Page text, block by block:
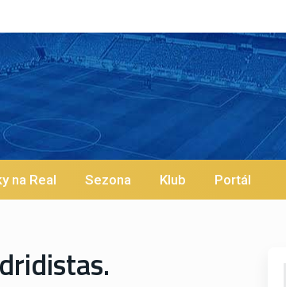
Vypískaný
na Real Sezona Klub Portál